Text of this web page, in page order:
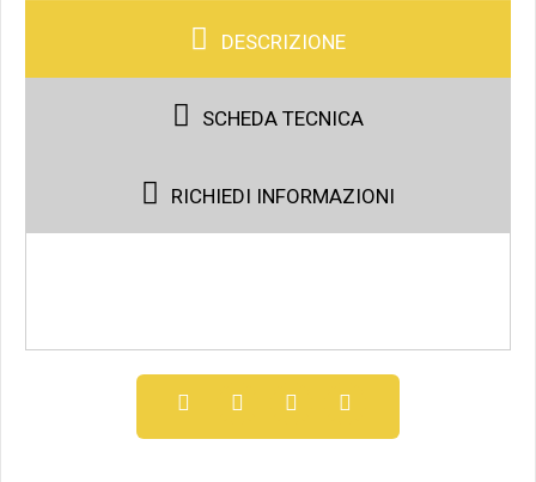
DESCRIZIONE
SCHEDA TECNICA
RICHIEDI INFORMAZIONI